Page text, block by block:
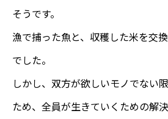
そうです。
漁で捕った魚と、収穫した米を交
でした。
しかし、双方が欲しいモノでない
ため、全員が生きていくための解